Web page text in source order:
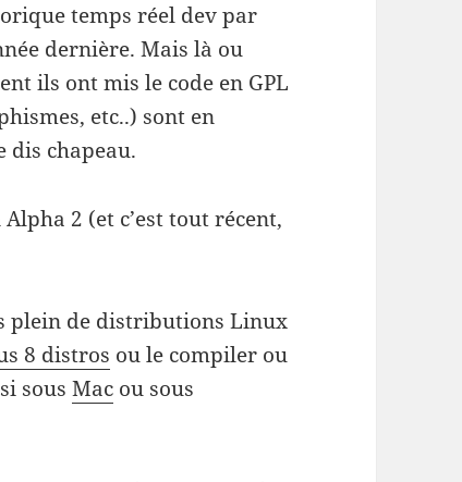
temps réel dev par
dernière. Mais là ou
ils ont mis le code en GPL
etc..) sont en
dis chapeau.
2 (et c’est tout récent,
plein de distributions Linux
8 distros ou le compiler ou
sousMac ou sous